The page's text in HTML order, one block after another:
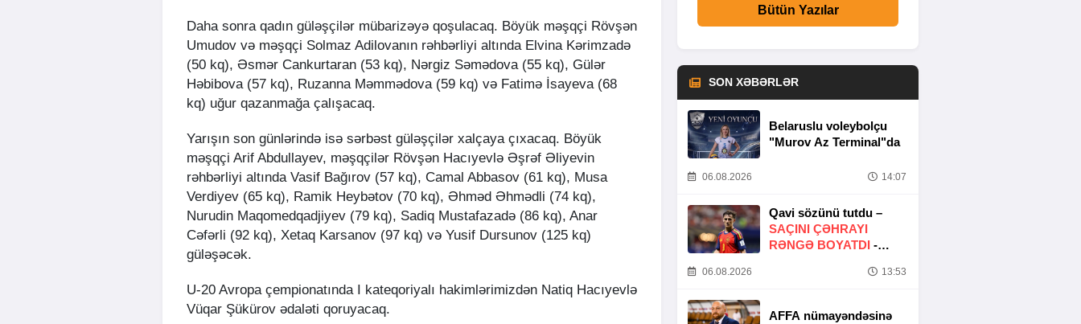
Daha sonra qadın güləşçilər mübarizəyə qoşulacaq. Böyük məşqçi Rövşən
Umudov və məşqçi Solmaz Adilovanın rəhbərliyi altında Elvina Kərimzadə
(50 kq), Əsmər Cankurtaran (53 kq), Nərgiz Səmədova (55 kq), Gülər
Həbibova (57 kq), Ruzanna Məmmədova (59 kq) və Fatimə İsayeva (68
kq) uğur qazanmağa çalışacaq.
Yarışın son günlərində isə sərbəst güləşçilər xalçaya çıxacaq. Böyük
məşqçi Arif Abdullayev, məşqçilər Rövşən Hacıyevlə Əşrəf Əliyevin
rəhbərliyi altında Vasif Bağırov (57 kq), Camal Abbasov (61 kq), Musa
Verdiyev (65 kq), Ramik Heybətov (70 kq), Əhməd Əhmədli (74 kq),
Nurudin Maqomedqadjiyev (79 kq), Sadiq Mustafazadə (86 kq), Anar
Cəfərli (92 kq), Xetaq Karsanov (97 kq) və Yusif Dursunov (125 kq)
güləşəcək.
U-20 Avropa çempionatında I kateqoriyalı hakimlərimizdən Natiq Hacıyevlə
Vüqar Şükürov ədaləti qoruyacaq.
Bütün Yazılar
SON XƏBƏRLƏR
Belaruslu voleybolçu
"Murov Az Terminal"da
06.08.2026 14:07
Qavi sözünü tutdu –
SAÇINI ÇƏHRAYI
RƏNGƏ BOYATDI -
06.08.2026 13:53
AFFA nümayəndəsinə